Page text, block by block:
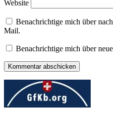
Website
Benachrichtige mich über
Mail.
Benachrichtige mich über